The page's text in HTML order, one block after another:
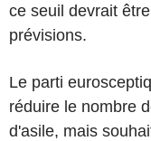
ce seuil devrait
prévisions.
Le parti
réduire le nombre
d'asile, mais